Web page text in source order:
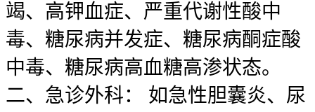
竭、高钾血症、严重代谢性酸中
毒、糖尿病并发症、糖尿病酮症酸
中毒、糖尿病高血糖高渗状态。
二、急诊外科： 如急性胆囊炎、尿